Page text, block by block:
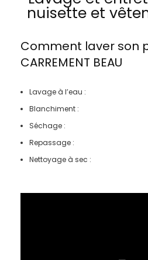
nuisette et
Comment laver son
CARREMENT BEAU
Lavage à l’eau :
Blanchiment :
Séchage :
Repassage :
Nettoyage à sec :